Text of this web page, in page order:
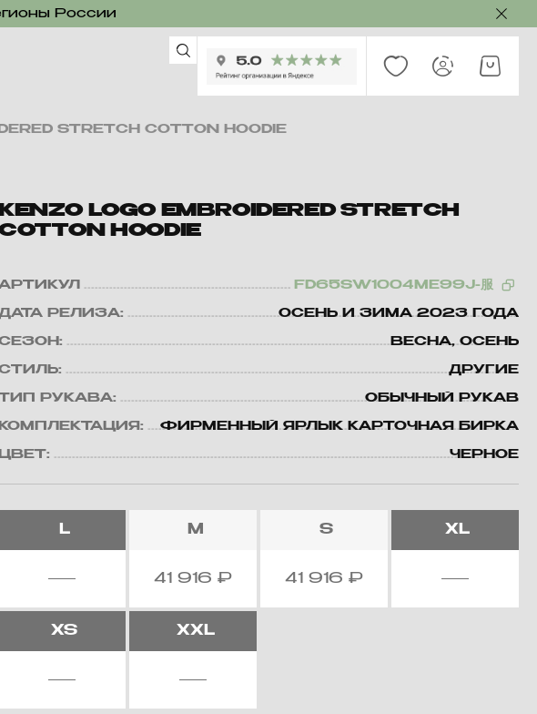
России
STRETCH COTTON HOODIE
LOGO EMBROIDERED STRETCH
HOODIE
FD65SW1004ME99J-服
РЕЛИЗА: ОСЕНЬ И ЗИМА 2023 ГОДА
ВЕСНА, ОСЕНЬ
ДРУГИЕ
РУКАВА: ОБЫЧНЫЙ РУКАВ
КОМПЛЕКТАЦИЯ: ФИРМЕННЫЙ ЯРЛЫК КАРТОЧНАЯ БИРКА
ЦВЕТ: ЧЕРНОЕ
L M
41 916₽
S
41 916₽
XL
XS XXL